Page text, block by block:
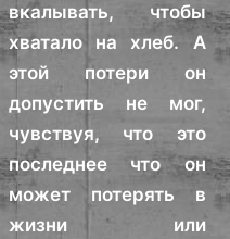
вкалывать, чтобы
хватало на хлеб. А
этой потери он
допустить не мог,
чувствуя, что это
последнее что он
может потерять в
жизни или